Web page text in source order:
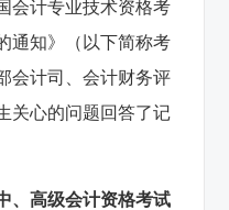
会计专业技术资格考
通知》（以下简称考
会计司、会计财务评
关心的问题回答了记
高级会计资格考试